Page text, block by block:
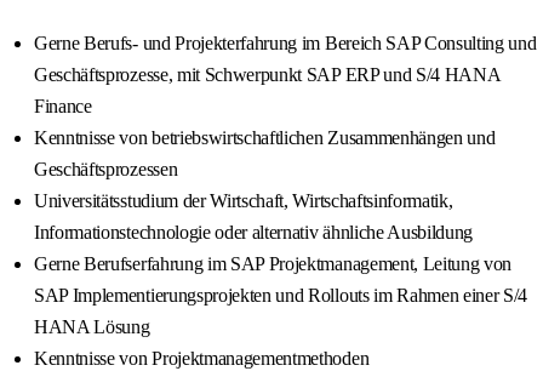
Gerne Berufs- und Projekterfahrung im Bereich SAP Consulting und
Geschäftsprozesse, mit Schwerpunkt SAP ERP und S/4 HANA
Finance
Kenntnisse von betriebswirtschaftlichen Zusammenhängen und
Geschäftsprozessen
Universitätsstudium der Wirtschaft, Wirtschaftsinformatik,
Informationstechnologie oder alternativ ähnliche Ausbildung
Gerne Berufserfahrung im SAP Projektmanagement, Leitung von
SAP Implementierungsprojekten und Rollouts im Rahmen einer S/4
HANA Lösung
Kenntnisse von Projektmanagementmethoden